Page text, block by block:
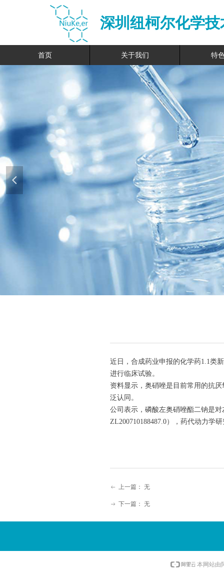
深圳纽柯尔化学
首页 关于我们 特
넳
近日，合成药业申报的化学药1.1类
进行临床试验。
资料显示，奥硝唑是目前常用的抗
泛认同。
公司表示，磷酸左奥硝唑酯二钠是
ZL200710188487.0），药代动力学
ꂃ 上一篇： 无
ꁹ 下一篇： 无
本网站由